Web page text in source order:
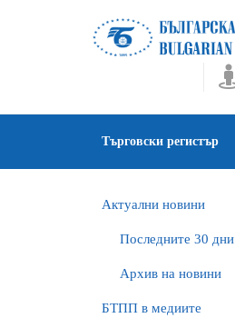
Търговски регистър
Актуални новини
Последните 30 дни
Архив на новини
БTПП в медиите